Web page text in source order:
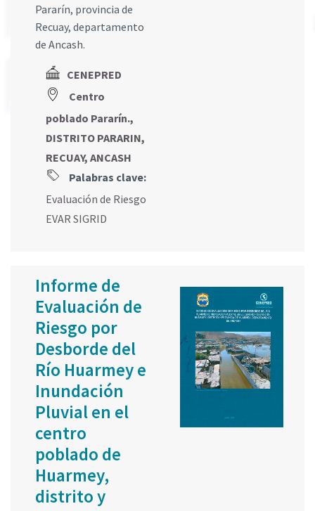
Pararín, provincia de
Recuay, departamento
de Ancash.
CENEPRED
Centro
poblado Pararín.,
DISTRITO PARARIN,
RECUAY, ANCASH
Palabras clave:
Evaluación de Riesgo
EVAR SIGRID
Informe de
Evaluación de
Riesgo por
Desborde del
Río Huarmey e
Inundación
Pluvial en el
centro
poblado de
Huarmey,
distrito y